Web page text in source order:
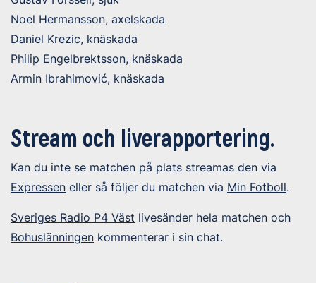
Noel Hermansson, axelskada
Daniel Krezic, knäskada
Philip Engelbrektsson, knäskada
Armin Ibrahimović, knäskada
Stream och liverapportering.
Kan du inte se matchen på plats streamas den via
Expressen eller så följer du matchen via Min Fotboll.
Sveriges Radio P4 Väst livesänder hela matchen och
Bohuslänningen kommenterar i sin chat.